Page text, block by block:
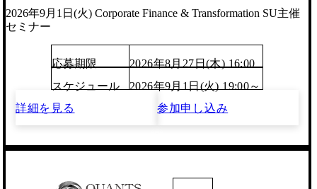
2026年9月1日(火) Corporate Finance & Transformation SU主催
セミナー
応募期限
2026年8月27日(木) 16:00
スケジュール
2026年9月1日(火) 19:00～
詳細を見る
参加申し込み